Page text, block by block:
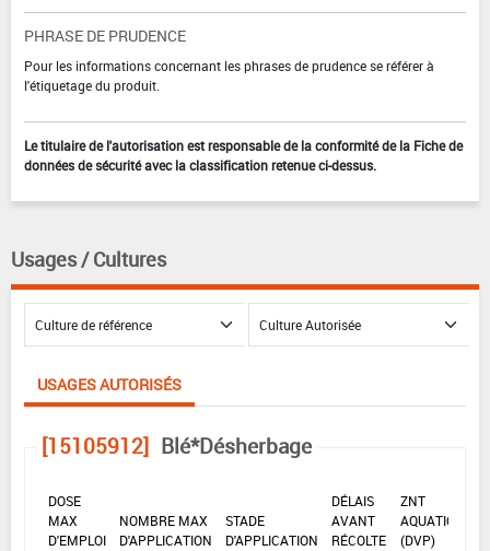
PHRASE DE PRUDENCE
Pour les informations concernant les phrases de prudence se référer à
l'étiquetage du produit.
Le titulaire de l'autorisation est responsable de la conformité de la Fiche de
données de sécurité avec la classification retenue ci-dessus.
Usages / Cultures
USAGES AUTORISÉS
[15105912] Blé*Désherbage
DOSE
MAX
D'EMPLOI
NOMBRE MAX
D'APPLICATION
STADE
D'APPLICATION
DÉLAIS
AVANT
RÉCOLTE
ZNT
AQUATIQUE
(DVP)